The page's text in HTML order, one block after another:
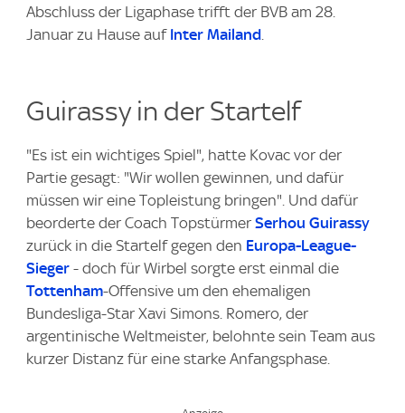
Abschluss der Ligaphase trifft der BVB am 28.
Januar zu Hause auf Inter Mailand.
Guirassy in der Startelf
"Es ist ein wichtiges Spiel", hatte Kovac vor der
Partie gesagt: "Wir wollen gewinnen, und dafür
müssen wir eine Topleistung bringen". Und dafür
beorderte der Coach Topstürmer Serhou Guirassy
zurück in die Startelf gegen den Europa-League-
Sieger - doch für Wirbel sorgte erst einmal die
Tottenham-Offensive um den ehemaligen
Bundesliga-Star Xavi Simons. Romero, der
argentinische Weltmeister, belohnte sein Team aus
kurzer Distanz für eine starke Anfangsphase.